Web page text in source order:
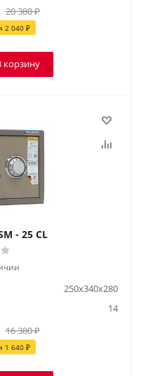
20 380₽
2 040₽
корзину
- 25 CL
250х340х280
14
16 380₽
1 640₽